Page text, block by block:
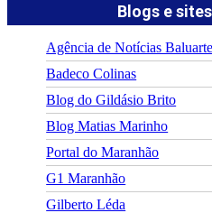
Blogs e
Agência de Notícias Baluarte
Badeco Colinas
Blog do Gildásio Brito
Blog Matias Marinho
Portal do Maranhão
G1 Maranhão
Gilberto Léda